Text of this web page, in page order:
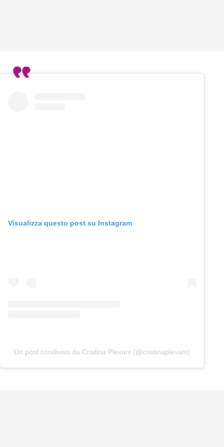
Visualizza questo post su Instagram
Un post condiviso da Cristina Plevani (@cristinaplevani)